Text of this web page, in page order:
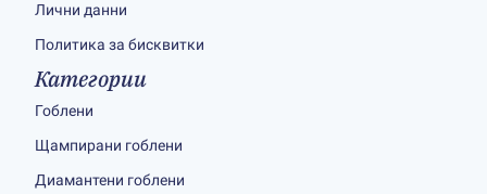
Лични данни
Политика за бисквитки
Категории
Гоблени
Щампирани гоблени
Диамантени гоблени